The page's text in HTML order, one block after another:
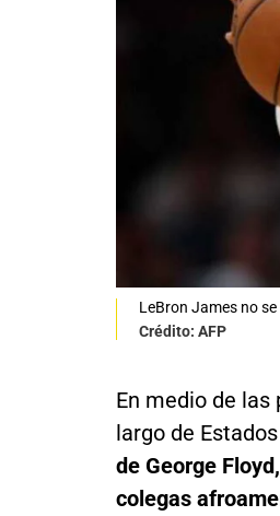
LeBron James no
Crédito: AFP
En medio de
largo de
de George
colegas